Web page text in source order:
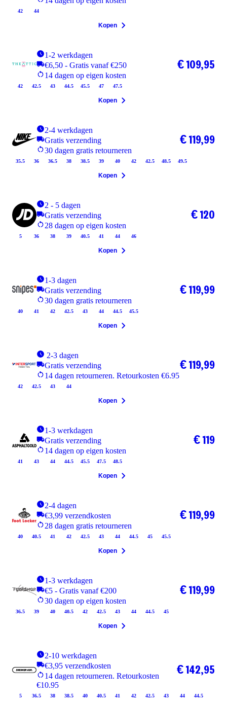
42 44
Kopen
1-2 werkdagen
€6,50 - Gratis vanaf €250
14 dagen op eigen kosten
42 42.5 43 44.5 45.5 47 47.5
€ 109,95
Kopen
2-4 werkdagen
Gratis verzending
30 dagen gratis retourneren
35.5 36 36.5 38 38.5 39 40 42 42.5 48.5 49.5
€ 119,99
Kopen
2 - 5 dagen
Gratis verzending
28 dagen op eigen kosten
5 36 38 39 40.5 41 44 46
€ 120
Kopen
1-3 dagen
Gratis verzending
30 dagen gratis retourneren
40 41 42 42.5 43 44 44.5 45.5
€ 119,99
Kopen
2-3 dagen
Gratis verzending
14 dagen retourneren. Retourkosten €6.95
42 42.5 43 44
€ 119,99
Kopen
1-3 werkdagen
Gratis verzending
14 dagen op eigen kosten
41 43 44 44.5 45.5 47.5 48.5
€ 119
Kopen
2-4 dagen
€3,99 verzendkosten
28 dagen gratis retourneren
40 40.5 41 42 42.5 43 44 44.5 45 45.5
€ 119,99
Kopen
1-3 werkdagen
€5 - Gratis vanaf €200
30 dagen op eigen kosten
36.5 39 40 40.5 42 42.5 43 44 44.5 45
€ 119,99
Kopen
2-10 werkdagen
€3,95 verzendkosten
14 dagen retourneren. Retourkosten
€10.95
5 36.5 38 38.5 40 40.5 41 42 42.5 43 44 44.5
€ 142,95